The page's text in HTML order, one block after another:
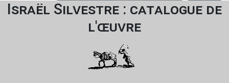
Israël Silvestre : catalogue de
l'œuvre